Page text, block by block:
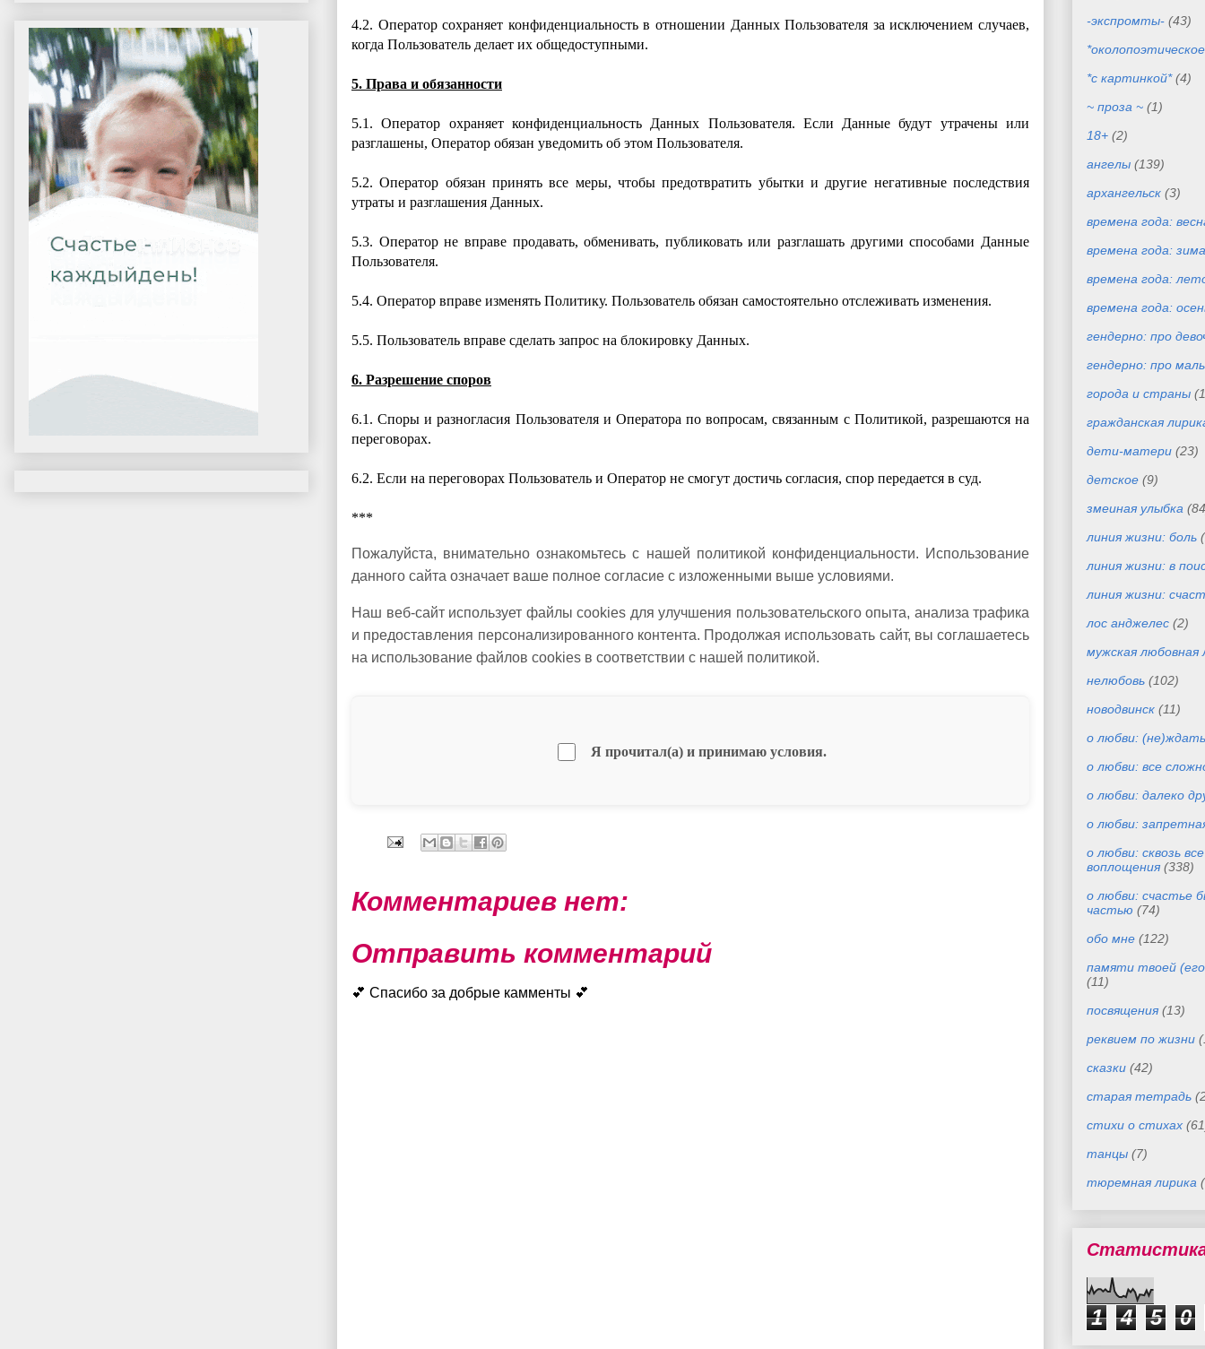
4.2. Оператор сохраняет конфиденциальность в отношении Данных Пользователя за исключением случаев,
когда Пользователь делает их общедоступными.
5. Права и обязанности
5.1. Оператор охраняет конфиденциальность Данных Пользователя. Если Данные будут утрачены или
разглашены, Оператор обязан уведомить об этом Пользователя.
5.2. Оператор обязан принять все меры, чтобы предотвратить убытки и другие негативные последствия
утраты и разглашения Данных.
5.3. Оператор не вправе продавать, обменивать, публиковать или разглашать другими способами Данные
Пользователя.
5.4. Оператор вправе изменять Политику. Пользователь обязан самостоятельно отслеживать изменения.
5.5. Пользователь вправе сделать запрос на блокировку Данных.
6. Разрешение споров
6.1. Споры и разногласия Пользователя и Оператора по вопросам, связанным с Политикой, разрешаются на
переговорах.
6.2. Если на переговорах Пользователь и Оператор не смогут достичь согласия, спор передается в суд.
***
Пожалуйста, внимательно ознакомьтесь с нашей политикой конфиденциальности. Использование
данного сайта означает ваше полное согласие с изложенными выше условиями.
Наш веб-сайт использует файлы cookies для улучшения пользовательского опыта, анализа трафика
и предоставления персонализированного контента. Продолжая использовать сайт, вы соглашаетесь
на использование файлов cookies в соответствии с нашей политикой.
Я прочитал(а) и принимаю условия.
Комментариев нет:
Отправить комментарий
💕 Спасибо за добрые камменты 💕
-экспромты- (43)
*с картинкой* (4)
~ проза ~ (1)
18+ (2)
ангелы (139)
архангельск (3)
времена года:
времена года: зима
времена года:
времена года:
гендерно: про
гендерно: про
города и страны
гражданская
дети-матери (23)
детское (9)
змеиная улыбка
линия жизни: боль
линия жизни: в
линия жизни:
лос анджелес (2)
мужская любовная
нелюбовь (102)
новодвинск (11)
о любви:
о любви: все
о любви: далеко
о любви:
о любви: сквозь
воплощения (338)
о любви: счастье
частью (74)
обо мне (122)
памяти твоей
(11)
посвящения (13)
реквием по жизни
сказки (42)
старая тетрадь
стихи о стихах
танцы (7)
тюремная лирика
1 4 5 0